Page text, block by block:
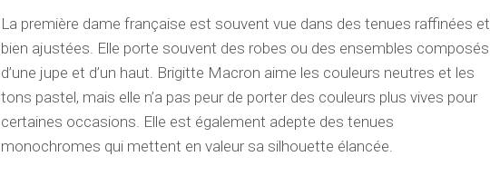
La première dame française est souvent vue dans des tenues raffinées et
bien ajustées. Elle porte souvent des robes ou des ensembles composés
d’une jupe et d’un haut. Brigitte Macron aime les couleurs neutres et les
tons pastel, mais elle n’a pas peur de porter des couleurs plus vives pour
certaines occasions. Elle est également adepte des tenues
monochromes qui mettent en valeur sa silhouette élancée.